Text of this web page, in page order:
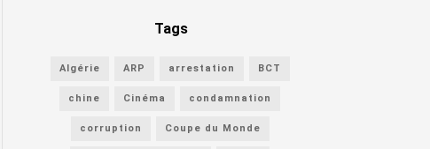
Tags
Algérie ARP arrestation BCT
chine Cinéma condamnation
corruption Coupe du Monde